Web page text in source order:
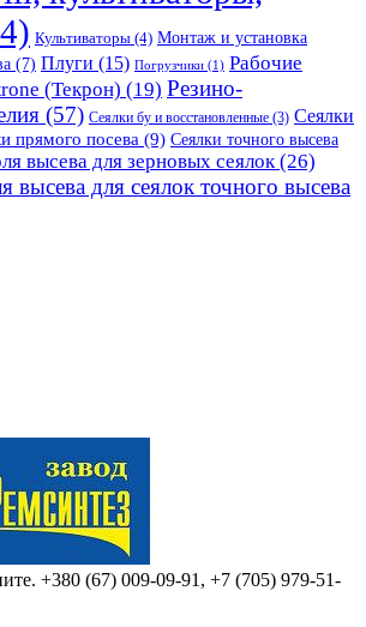
Культиваторы (4) Монтаж и установка
(7) Плуги (15) Погрузчики (1) Рабочие
(Текрон) (19) Резино-
(57) Сеялки бу и восстановленные (3) Сеялки
прямого посева (9) Сеялки точного высева
высева для зерновых сеялок (26)
высева для сеялок точного высева
+380 (67) 009-09-91, +7 (705) 979-51-